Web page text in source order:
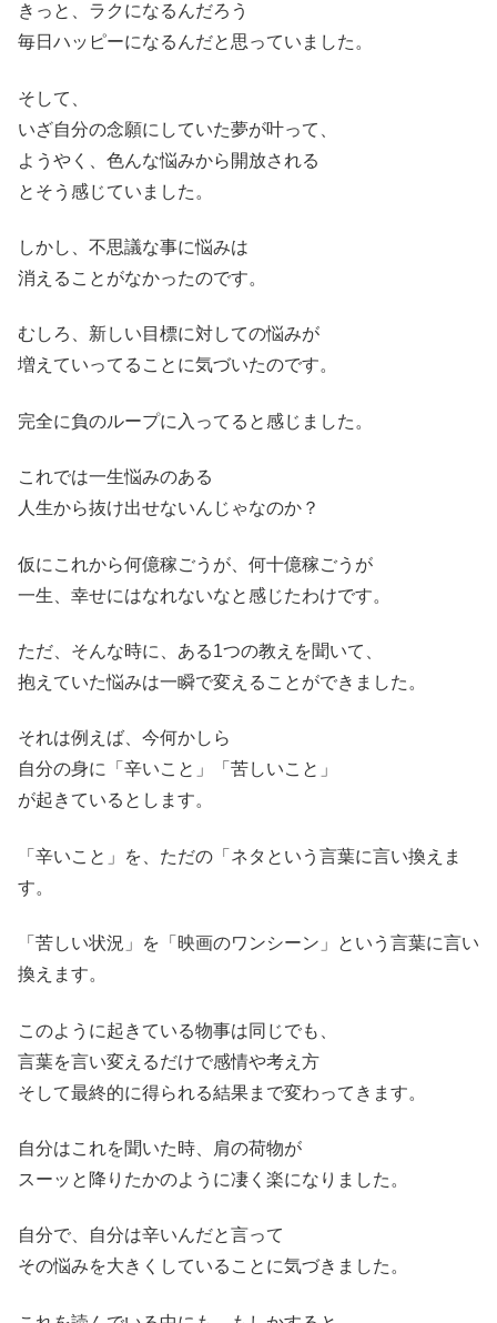
きっと、ラクになるんだろう
毎日ハッピーになるんだと思っていました。
そして、
いざ自分の念願にしていた夢が叶って、
ようやく、色んな悩みから開放される
とそう感じていました。
しかし、不思議な事に悩みは
消えることがなかったのです。
むしろ、新しい目標に対しての悩みが
増えていってることに気づいたのです。
完全に負のループに入ってると感じました。
これでは一生悩みのある
人生から抜け出せないんじゃなのか？
仮にこれから何億稼ごうが、何十億稼ごうが
一生、幸せにはなれないなと感じたわけです。
ただ、そんな時に、ある1つの教えを聞いて、
抱えていた悩みは一瞬で変えることができました。
それは例えば、今何かしら
自分の身に「辛いこと」「苦しいこと」
が起きているとします。
「辛いこと」を、ただの「ネタという言葉に言い換えま
す。
「苦しい状況」を「映画のワンシーン」という言葉に言い
換えます。
このように起きている物事は同じでも、
言葉を言い変えるだけで感情や考え方
そして最終的に得られる結果まで変わってきます。
自分はこれを聞いた時、肩の荷物が
スーッと降りたかのように凄く楽になりました。
自分で、自分は辛いんだと言って
その悩みを大きくしていることに気づきました。